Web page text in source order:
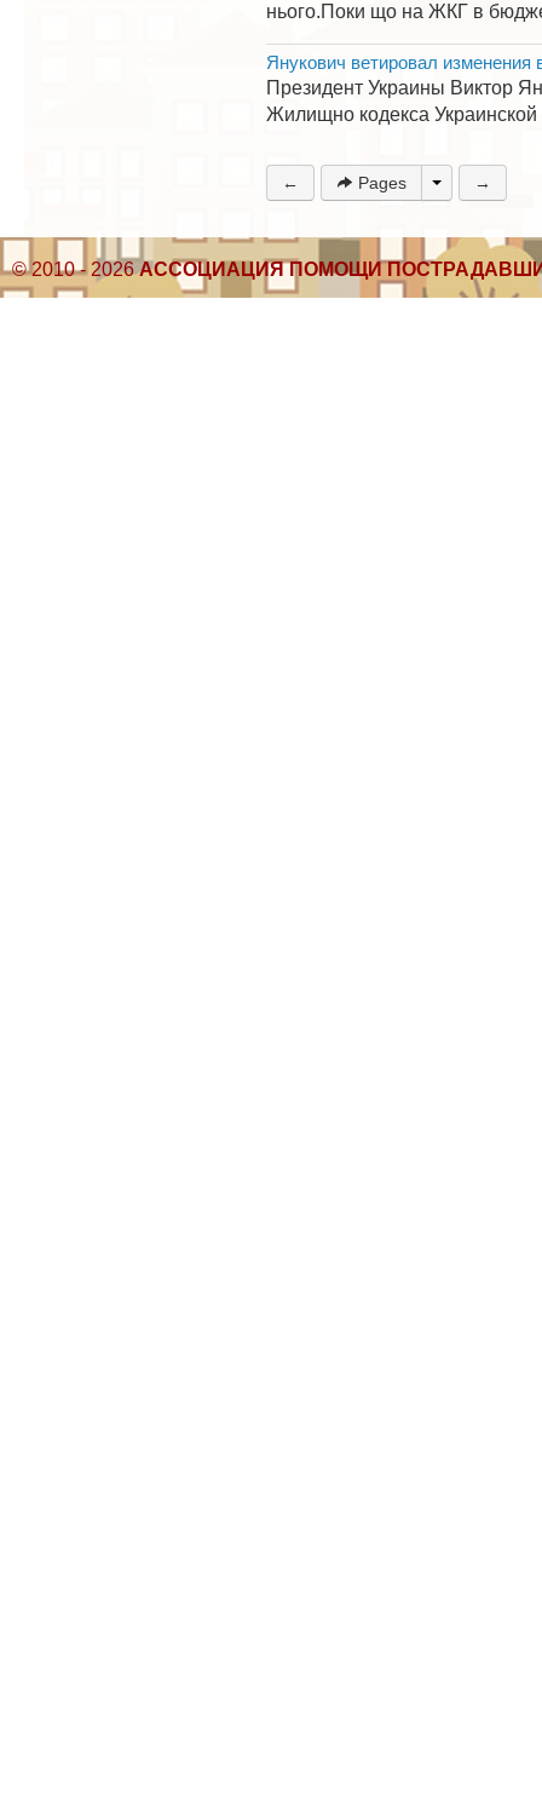
нього.Поки що на ЖКГ в
Янукович ветировал
Президент Украины Виктор
Жилищно кодекса
← Pages →
© 2010 - 2026АССОЦИАЦИЯ ПОМОЩИ